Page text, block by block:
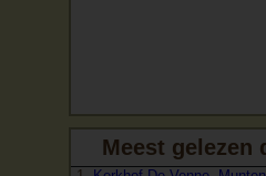
Meest gelezen